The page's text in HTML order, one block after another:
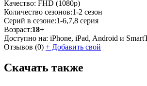
Качество: FHD (1080p)
Количество сезонов:1-2 сезон
Серий в сезоне:1-6,7,8 серия
Возраст:18+
Доступно на: iPhone, iPad, Android и
Отзывов (0) + Добавить свой
Скачать также